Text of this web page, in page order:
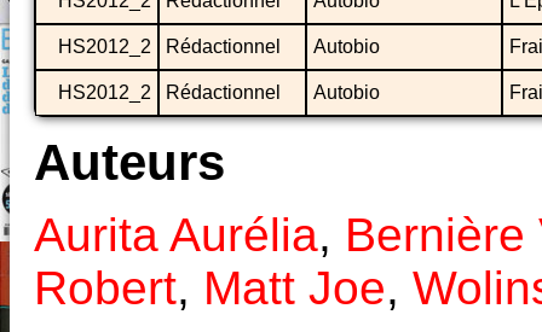
HS2012_2 Rédactionnel Autobio
HS2012_2 Rédactionnel Autobio
Auteurs
Aurita Aurélia, Bernière
Robert, Matt Joe,